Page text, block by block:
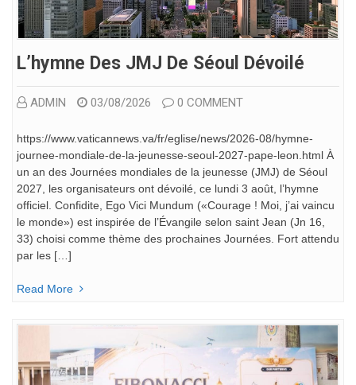
L’hymne Des JMJ De Séoul Dévoilé
ADMIN 03/08/2026 0 COMMENT
https://www.vaticannews.va/fr/eglise/news/2026-08/hymne-
journee-mondiale-de-la-jeunesse-seoul-2027-pape-leon.html À
un an des Journées mondiales de la jeunesse (JMJ) de Séoul
2027, les organisateurs ont dévoilé, ce lundi 3 août, l’hymne
officiel. Confidite, Ego Vici Mundum («Courage ! Moi, j’ai vaincu
le monde») est inspirée de l’Évangile selon saint Jean (Jn 16,
33) choisi comme thème des prochaines Journées. Fort attendu
par les […]
Read More